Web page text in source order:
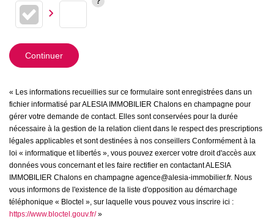
Continuer
« Les informations recueillies sur ce formulaire sont enregistrées dans un
fichier informatisé par ALESIA IMMOBILIER Chalons en champagne pour
gérer votre demande de contact. Elles sont conservées pour la durée
nécessaire à la gestion de la relation client dans le respect des prescriptions
légales applicables et sont destinées à nos conseillers Conformément à la
loi « informatique et libertés », vous pouvez exercer votre droit d'accès aux
données vous concernant et les faire rectifier en contactant ALESIA
IMMOBILIER Chalons en champagne agence@alesia-immobilier.fr. Nous
vous informons de l'existence de la liste d'opposition au démarchage
téléphonique « Bloctel », sur laquelle vous pouvez vous inscrire ici :
https://www.bloctel.gouv.fr/»